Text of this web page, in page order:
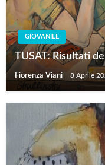
GIOVANILE
TUSAT: Risultati
Fiorenza Viani 8 Aprile